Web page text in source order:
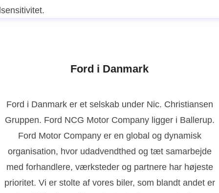
Ford i Danmark
Ford i Danmark er et selskab under Nic. Christiansen
Gruppen. Ford NCG Motor Company ligger i Ballerup.
Ford Motor Company er en global og dynamisk
organisation, hvor udadvendthed og tæt samarbejde
med forhandlere, værksteder og partnere har højeste
prioritet. Vi er stolte af vores biler, som blandt andet er